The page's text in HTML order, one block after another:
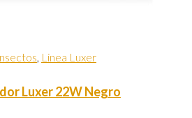
, Linea Luxer
Luxer 22W Negro